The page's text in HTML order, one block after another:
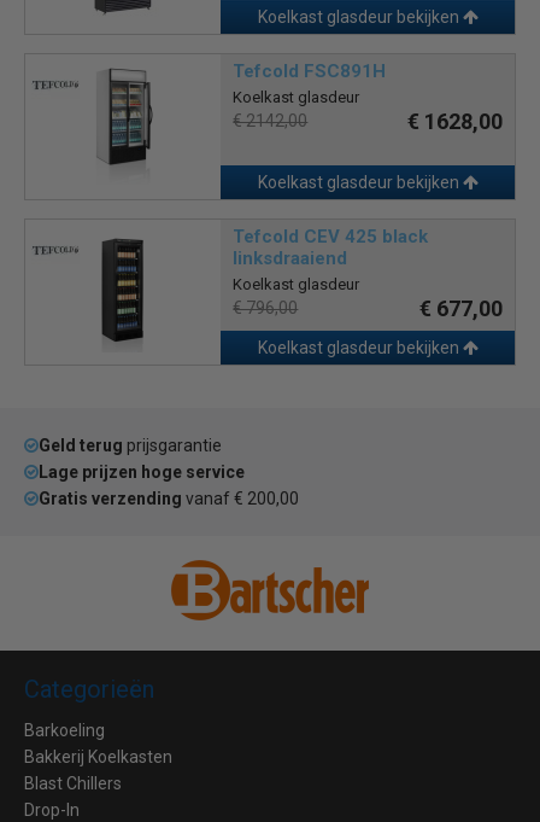
Koelkast glasdeur bekijken
Tefcold FSC891H
Koelkast glasdeur
€ 2142,00 € 1628,00
Koelkast glasdeur bekijken
Tefcold CEV 425 black
linksdraaiend
Koelkast glasdeur
€ 796,00 € 677,00
Koelkast glasdeur bekijken
Geld terug prijsgarantie
Lage prijzen hoge service
Gratis verzending vanaf € 200,00
Categorieën
Barkoeling
Bakkerij Koelkasten
Blast Chillers
Drop-In